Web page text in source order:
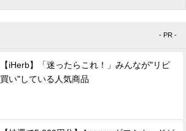
- PR -
【iHerb】「迷ったらこれ！」みんなが"リピ
買い"している人気商品